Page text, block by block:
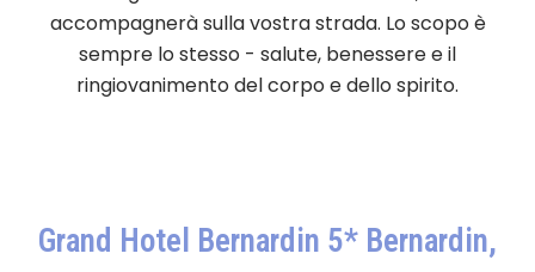
accompagnerà sulla vostra strada. Lo scopo è
sempre lo stesso - salute, benessere e il
ringiovanimento del corpo e dello spirito.
Grand Hotel Bernardin 5* Bernardin,